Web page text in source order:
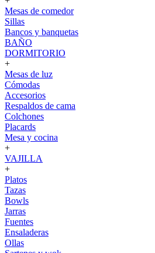
Mesas de comedor
Sillas
Bancos y banquetas
BAÑO
DORMITORIO
+
Mesas de luz
Cómodas
Accesorios
Respaldos de cama
Colchones
Placards
Mesa y cocina
+
VAJILLA
+
Platos
Tazas
Bowls
Jarras
Fuentes
Ensaladeras
Ollas